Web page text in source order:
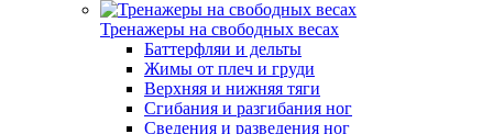
Тренажеры на свободных весах
Баттерфляи и дельты
Жимы от плеч и груди
Верхняя и нижняя тяги
Сгибания и разгибания ног
Сведения и разведения ног